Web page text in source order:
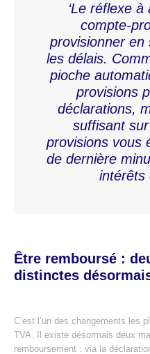
‘Le réflexe
compte-
provisionner en
les délais.
pioche
provisions
déclarations,
suffisant
provisions vous
de dernière
intérêts
Être remboursé :
distinctes
C’est l’un des changements les
TVA. Il existe désormais deux
remboursement : via la